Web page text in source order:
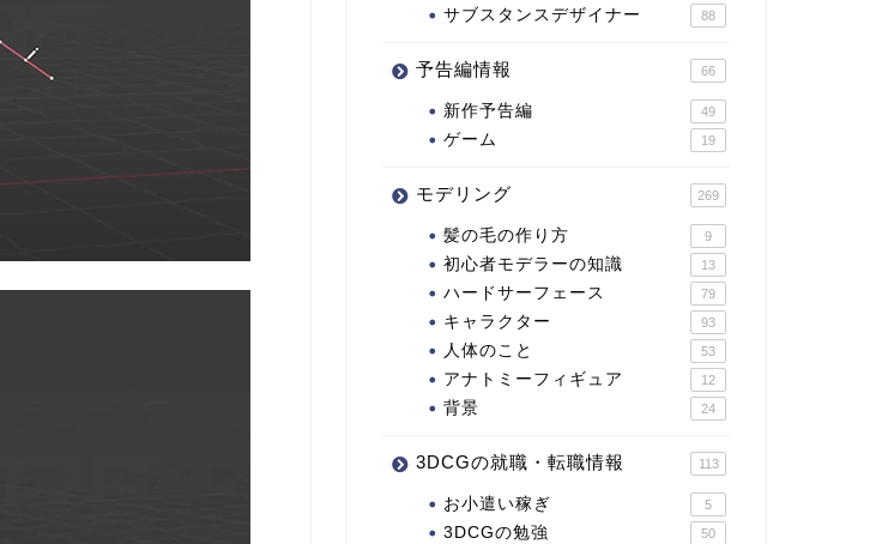
サブスタンスデザイナー 88
予告編情報 66
新作予告編 49
ゲーム 19
モデリング 269
髪の毛の作り方 9
初心者モデラーの知識 13
ハードサーフェース 79
キャラクター 93
人体のこと 53
アナトミーフィギュア 12
背景 24
3DCGの就職・転職情報 113
お小遣い稼ぎ 5
3DCGの勉強 50